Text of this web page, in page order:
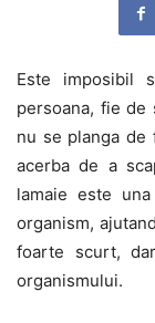
Este imposibil
persoana, fie de
nu se planga de
acerba de a
lamaie este
organism,
foarte scurt,
organismului.